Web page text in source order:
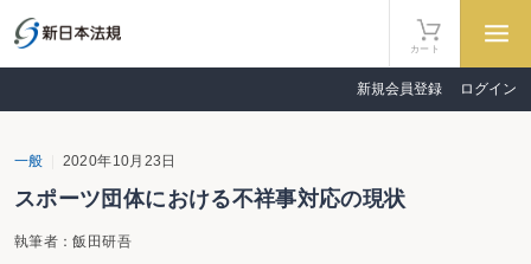
カート
新規会員登録 ログイン
一般 2020年10月23日
スポーツ団体における不祥事対応の現状
執筆者：飯田研吾